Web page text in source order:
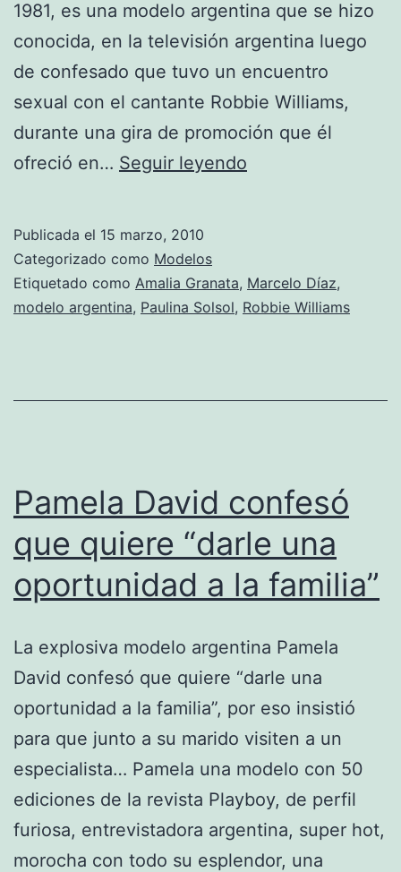
1981, es una modelo argentina que se hizo
conocida, en la televisión argentina luego
de confesado que tuvo un encuentro
sexual con el cantante Robbie Williams,
durante una gira de promoción que él
ofreció en… Seguir leyendo
Publicada el 15 marzo, 2010
Categorizado como Modelos
Etiquetado como Amalia Granata, Marcelo Díaz,
modelo argentina, Paulina Solsol, Robbie Williams
Pamela David confesó
que quiere “darle una
oportunidad a la familia”
La explosiva modelo argentina Pamela
David confesó que quiere “darle una
oportunidad a la familia”, por eso insistió
para que junto a su marido visiten a un
especialista… Pamela una modelo con 50
ediciones de la revista Playboy, de perfil
furiosa, entrevistadora argentina, super hot,
morocha con todo su esplendor, una